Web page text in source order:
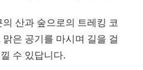
의 산과 숲으로의 트레킹 코
은 공기를 마시며 길을 걸
수 있답니다.